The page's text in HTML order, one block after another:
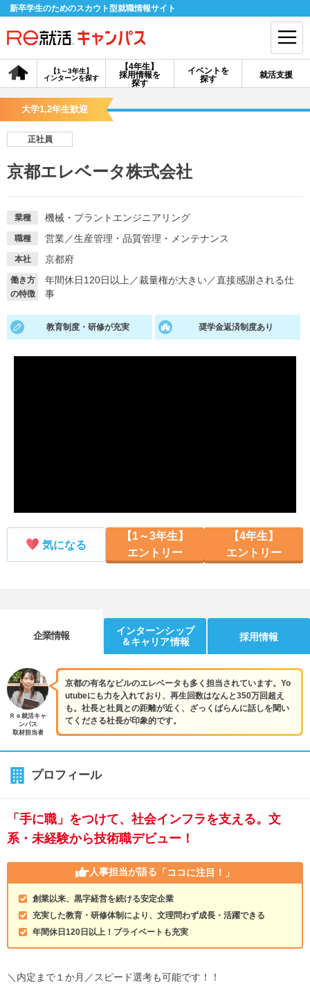
新卒学生のためのスカウト型就職情報サイト
【4年生】
採用情報を
探す
【1～3年生】
インターンを探す
イベントを
探す
就活支援
会員登録 ログイン
探す
イベントを探す
就活ノウハウ・サポート
就活支援
就活ノウハウが満載！
就活コラム
お役立ち記事・相談室など
大学1,2年生歓迎
正社員
京都エレベータ株式会社
業種 機械・プラントエンジニアリング
職種 営業／生産管理・品質管理・メンテナンス
本社 京都府
働き方
の特徴
年間休日120日以上 ／裁量権が大きい／直接感謝される仕
事
教育制度・研修が充実 奨学金返済制度あり
気になる
【1～3年生】
エントリー
【4年生】
エントリー
企業情報
インターンシップ
＆キャリア情報
採用情報
京都の有名なビルのエレベータも多く担当されています。Yo
utubeにも力を入れており、再生回数はなんと350万回超え
も。社長と社員との距離が近く、ざっくばらんに話しを聞い
てくださる社長が印象的です。
Ｒｅ就活キャ
ンパス
取材担当者
プロフィール
「手に職」をつけて、社会インフラを支える。文
系・未経験から技術職デビュー！
人事担当が語る 「ココに注目！」
創業以来、黒字経営を続ける安定企業
充実した教育・研修体制により、文理問わず成長・活躍できる
年間休日120日以上！プライベートも充実
＼内定まで１か月／スピード選考も可能です！！